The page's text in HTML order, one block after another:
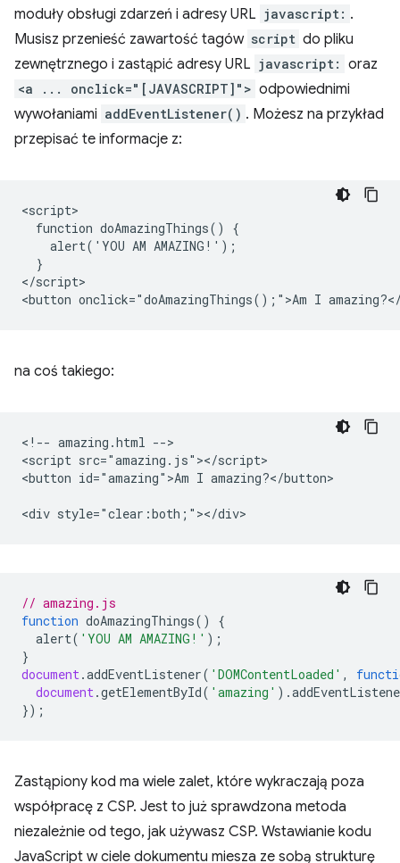
moduły obsługi zdarzeń i adresy URL javascript: .
Musisz przenieść zawartość tagów script do pliku
zewnętrznego i zastąpić adresy URL javascript: oraz
<a ... onclick="[JAVASCRIPT]"> odpowiednimi
wywołaniami addEventListener() . Możesz na przykład
przepisać te informacje z:
<script>
  function doAmazingThings() {
    alert('YOU AM AMAZING!');
  }
</script>
na coś takiego:
<!-- amazing.html -->
<script src="amazing.js"></script>
<button id="amazing">Am I amazing?</button>
// amazing.js
function doAmazingThings()
{
alert( 'YOU AM AMAZING!' );
}
document .addEventListener( 'DOMContentLoaded' ,
document .getElementById( 'amazing' ).
});
Zastąpiony kod ma wiele zalet, które wykraczają poza
współpracę z CSP. Jest to już sprawdzona metoda
niezależnie od tego, jak używasz CSP. Wstawianie kodu
JavaScript w ciele dokumentu miesza ze sobą strukturę